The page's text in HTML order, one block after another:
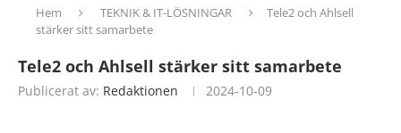
Hem TEKNIK & IT-LÖSNINGAR
Tele2 och Ahlsell
stärker sitt samarbete
Tele2 och Ahlsell stärker sitt samarbete
Publicerat av: Redaktionen 2024-10-09